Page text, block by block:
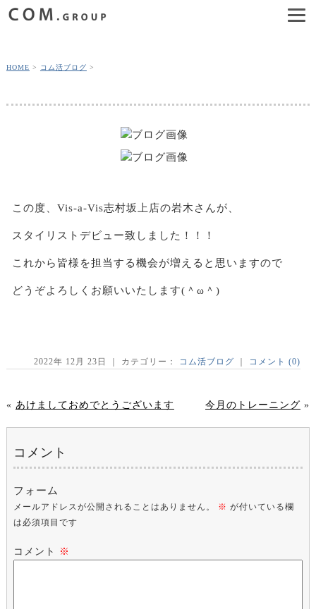
HOME コム活ブログ
この度、Vis-a-Vis志村坂上店の岩木さんが、
スタイリストデビュー致しました！！！
これから皆様を担当する機会が増えると思いますので
どうぞよろしくお願いいたします(＾ω＾)
2022年 12月 23日 ｜ カテゴリー： コム活ブログ コメント (0)
« あけましておめでとうございます 今月のトレーニング »
コメント
フォーム
メールアドレスが公開されることはありません。 ※ が付いている欄
は必須項目です
コメント ※